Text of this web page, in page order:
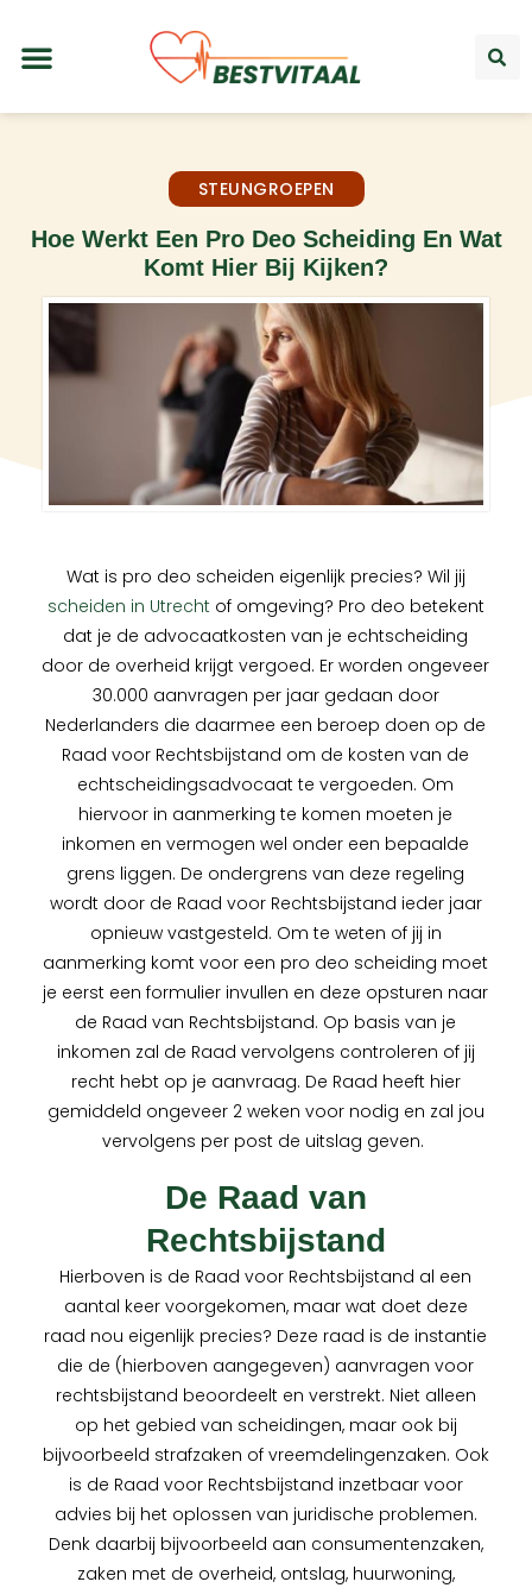
STEUNGROEPEN
Hoe Werkt Een Pro Deo Scheiding En Wat
Komt Hier Bij Kijken?
Wat is pro deo scheiden eigenlijk precies? Wil jij
scheiden in Utrecht of omgeving? Pro deo betekent
dat je de advocaatkosten van je echtscheiding
door de overheid krijgt vergoed. Er worden ongeveer
30.000 aanvragen per jaar gedaan door
Nederlanders die daarmee een beroep doen op de
Raad voor Rechtsbijstand om de kosten van de
echtscheidingsadvocaat te vergoeden. Om
hiervoor in aanmerking te komen moeten je
inkomen en vermogen wel onder een bepaalde
grens liggen. De ondergrens van deze regeling
wordt door de Raad voor Rechtsbijstand ieder jaar
opnieuw vastgesteld. Om te weten of jij in
aanmerking komt voor een pro deo scheiding moet
je eerst een formulier invullen en deze opsturen naar
de Raad van Rechtsbijstand. Op basis van je
inkomen zal de Raad vervolgens controleren of jij
recht hebt op je aanvraag. De Raad heeft hier
gemiddeld ongeveer 2 weken voor nodig en zal jou
vervolgens per post de uitslag geven.
De Raad van
Rechtsbijstand
Hierboven is de Raad voor Rechtsbijstand al een
aantal keer voorgekomen, maar wat doet deze
raad nou eigenlijk precies? Deze raad is de instantie
die de (hierboven aangegeven) aanvragen voor
rechtsbijstand beoordeelt en verstrekt. Niet alleen
op het gebied van scheidingen, maar ook bij
bijvoorbeeld strafzaken of vreemdelingenzaken. Ook
is de Raad voor Rechtsbijstand inzetbaar voor
advies bij het oplossen van juridische problemen.
Denk daarbij bijvoorbeeld aan consumentenzaken,
zaken met de overheid, ontslag, huurwoning,